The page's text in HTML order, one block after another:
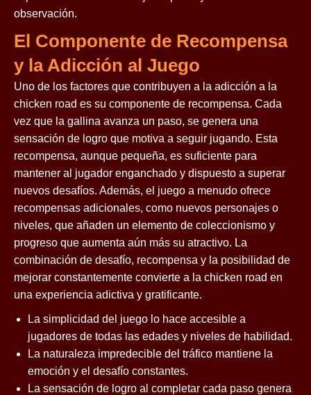
observación.
El Componente de Recompensa
y la Adicción al Juego
Uno de los factores que contribuyen a la adicción a la
chicken road es su componente de recompensa. Cada
vez que la gallina avanza un paso, se genera una
sensación de logro que motiva a seguir jugando. Esta
recompensa, aunque pequeña, es suficiente para
mantener al jugador enganchado y dispuesto a superar
nuevos desafíos. Además, el juego a menudo ofrece
recompensas adicionales, como nuevos personajes o
niveles, que añaden un elemento de coleccionismo y
progreso que aumenta aún más su atractivo. La
combinación de desafío, recompensa y la posibilidad de
mejorar constantemente convierte a la chicken road en
una experiencia adictiva y gratificante.
La simplicidad del juego lo hace accesible a
jugadores de todas las edades y niveles de habilidad.
La naturaleza impredecible del tráfico mantiene la
emoción y el desafío constantes.
La sensación de logro al completar cada paso genera